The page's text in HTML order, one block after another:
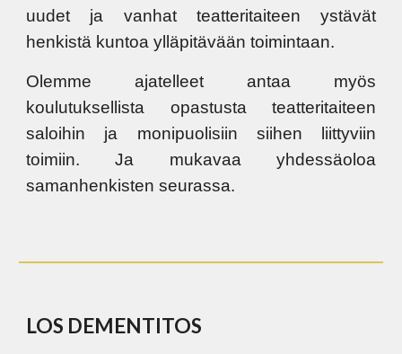
uudet ja vanhat teatteritaiteen ystävät
henkistä kuntoa ylläpitävään toimintaan.
Olemme ajatelleet antaa myös
koulutuksellista opastusta teatteritaiteen
saloihin ja monipuolisiin siihen liittyviin
toimiin. Ja mukavaa yhdessäoloa
samanhenkisten seurassa.
LOS DEMENTITOS